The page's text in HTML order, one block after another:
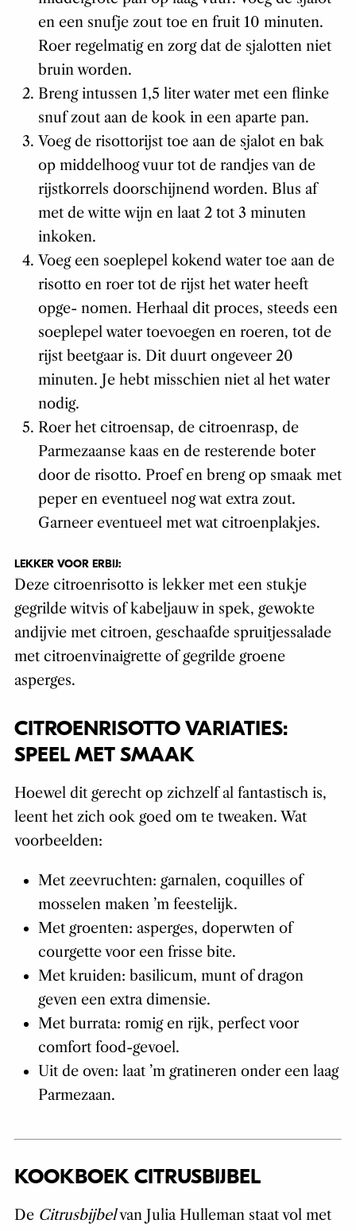
en een snufje zout toe en fruit 10 minuten.
Roer regelmatig en zorg dat de sjalotten niet
bruin worden.
Breng intussen 1,5 liter water met een flinke
snuf zout aan de kook in een aparte pan.
Voeg de risottorijst toe aan de sjalot en bak
op middelhoog vuur tot de randjes van de
rijstkorrels doorschijnend worden. Blus af
met de witte wijn en laat 2 tot 3 minuten
inkoken.
Voeg een soeplepel kokend water toe aan de
risotto en roer tot de rijst het water heeft
opge- nomen. Herhaal dit proces, steeds een
soeplepel water toevoegen en roeren, tot de
rijst beetgaar is. Dit duurt ongeveer 20
minuten. Je hebt misschien niet al het water
nodig.
Roer het citroensap, de citroenrasp, de
Parmezaanse kaas en de resterende boter
door de risotto. Proef en breng op smaak met
peper en eventueel nog wat extra zout.
Garneer eventueel met wat citroenplakjes.
LEKKER VOOR ERBIJ:
Deze citroenrisotto is lekker met een stukje
gegrilde witvis of kabeljauw in spek, gewokte
andijvie met citroen, geschaafde spruitjessalade
met citroenvinaigrette of gegrilde groene
asperges.
CITROENRISOTTO VARIATIES:
SPEEL MET SMAAK
Hoewel dit gerecht op zichzelf al fantastisch is,
leent het zich ook goed om te tweaken. Wat
voorbeelden:
Met zeevruchten: garnalen, coquilles of
mosselen maken ’m feestelijk.
Met groenten: asperges, doperwten of
courgette voor een frisse bite.
Met kruiden: basilicum, munt of dragon
geven een extra dimensie.
Met burrata: romig en rijk, perfect voor
comfort food-gevoel.
Uit de oven: laat ’m gratineren onder een laag
Parmezaan.
KOOKBOEK CITRUSBIJBEL
De Citrusbijbelvan Julia Hulleman staat vol met